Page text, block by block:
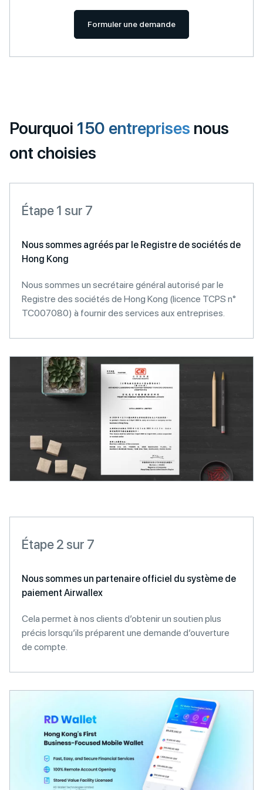
Formuler une demande
Pourquoi 150 entreprises nous
ont choisies
Étape 1 sur 7
Nous sommes agréés par le Registre de sociétés de
Hong Kong
Nous sommes un secrétaire général autorisé par le
Registre des sociétés de Hong Kong (licence TCPS n°
TC007080) à fournir des services aux entreprises.
Étape 2 sur 7
Nous sommes un partenaire officiel du système de
paiement Airwallex
Cela permet à nos clients d’obtenir un soutien plus
précis lorsqu’ils préparent une demande d’ouverture
de compte.